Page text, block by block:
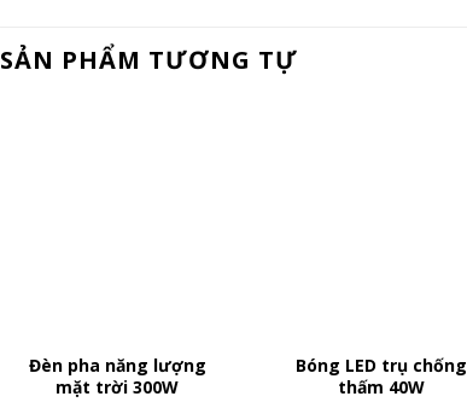
SẢN PHẨM TƯƠNG TỰ
Đèn pha năng lượng
mặt trời 300W
Bóng LED trụ chống
thấm 40W